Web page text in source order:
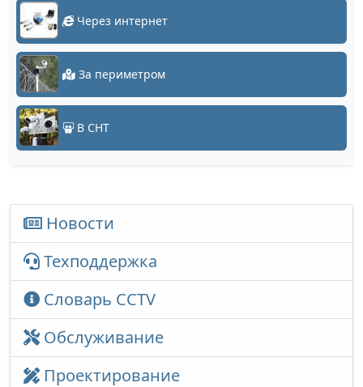
Через интернет
За периметром
В СНТ
Новости
Техподдержка
Словарь CCTV
Обслуживание
Проектирование